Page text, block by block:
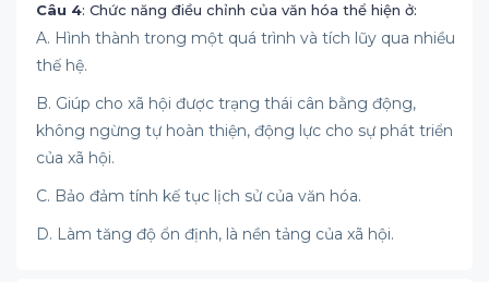
Câu 4: Chức năng điều chỉnh của văn hóa thể hiện ở:
A. Hình thành trong một quá trình và tích lũy qua nhiều
thế hệ.
B. Giúp cho xã hội được trạng thái cân bằng động,
không ngừng tự hoàn thiện, động lực cho sự phát triển
của xã hội.
C. Bảo đảm tính kế tục lịch sử của văn hóa.
D. Làm tăng độ ổn định, là nền tảng của xã hội.